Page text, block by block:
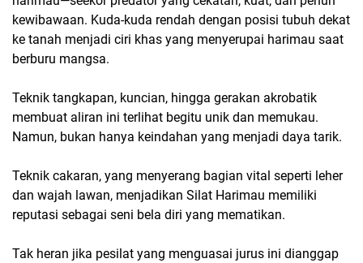
kewibawaan. Kuda-kuda rendah dengan posisi tubuh dekat
ke tanah menjadi ciri khas yang menyerupai harimau saat
berburu mangsa.
Teknik tangkapan, kuncian, hingga gerakan akrobatik
membuat aliran ini terlihat begitu unik dan memukau.
Namun, bukan hanya keindahan yang menjadi daya tarik.
Teknik cakaran, yang menyerang bagian vital seperti leher
dan wajah lawan, menjadikan Silat Harimau memiliki
reputasi sebagai seni bela diri yang mematikan.
Tak heran jika pesilat yang menguasai jurus ini dianggap